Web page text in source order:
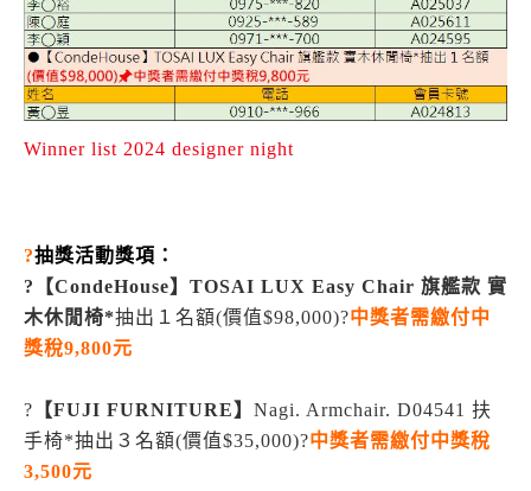
Winner list 2024 designer night
?抽獎活動獎項：
?【CondeHouse】TOSAI LUX Easy Chair 旗艦款 實
木休閒椅*抽出１名額(價值$98,000)?中獎者需繳付中
獎稅9,800元
? 【FUJI FURNITURE】 Nagi. Armchair. D04541 扶
手椅*抽出３名額(價值$35,000)?中獎者需繳付中獎稅
3,500元